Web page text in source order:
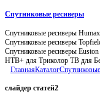
Спутниковые ресиверы
Спутниковые ресиверы
Спутниковые ресиверы
Спутниковые ресиверы
НТВ+ для Триколор ТВ для
ГлавнаяКаталог
слайдер статей2